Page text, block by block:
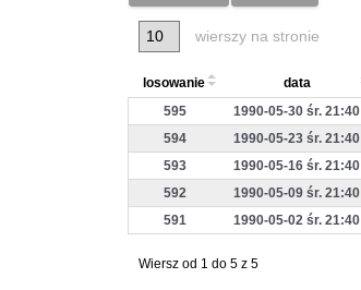
wierszy na stronie
losowanie
data
595
1990-05-30 śr. 21:40
594
1990-05-23 śr. 21:40
593
1990-05-16 śr. 21:40
592
1990-05-09 śr. 21:40
591
1990-05-02 śr. 21:40
Wiersz od 1 do 5 z 5